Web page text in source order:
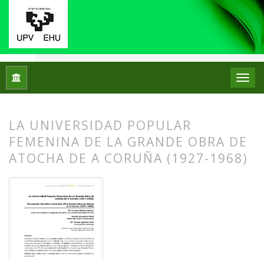
Inicio
LA UNIVERSIDAD POPULAR
FEMENINA DE LA GRANDE OBRA DE
ATOCHA DE A CORUÑA (1927-1968)